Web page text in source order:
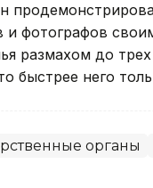
и фотографов
размахом до
быстрее него
органы